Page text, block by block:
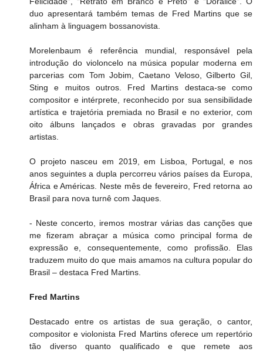
duo apresentará também temas de Fred Martins que se
alinham à linguagem bossanovista.
Morelenbaum é referência mundial, responsável pela
introdução do violoncelo na música popular moderna em
parcerias com Tom Jobim, Caetano Veloso, Gilberto Gil,
Sting e muitos outros. Fred Martins destaca-se como
compositor e intérprete, reconhecido por sua sensibilidade
artística e trajetória premiada no Brasil e no exterior, com
oito álbuns lançados e obras gravadas por grandes
artistas.
O projeto nasceu em 2019, em Lisboa, Portugal, e nos
anos seguintes a dupla percorreu vários países da Europa,
África e Américas. Neste mês de fevereiro, Fred retorna ao
Brasil para nova turnê com Jaques.
- Neste concerto, iremos mostrar várias das canções que
me fizeram abraçar a música como principal forma de
expressão e, consequentemente, como profissão. Elas
traduzem muito do que mais amamos na cultura popular do
Brasil – destaca Fred Martins.
Fred Martins
Destacado entre os artistas de sua geração, o cantor,
compositor e violonista Fred Martins oferece um repertório
tão diverso quanto qualificado e que remete aos